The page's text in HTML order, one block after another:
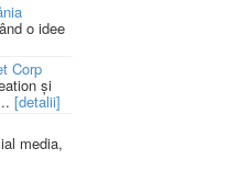
o idee
Corp
și
[detalii]
media,